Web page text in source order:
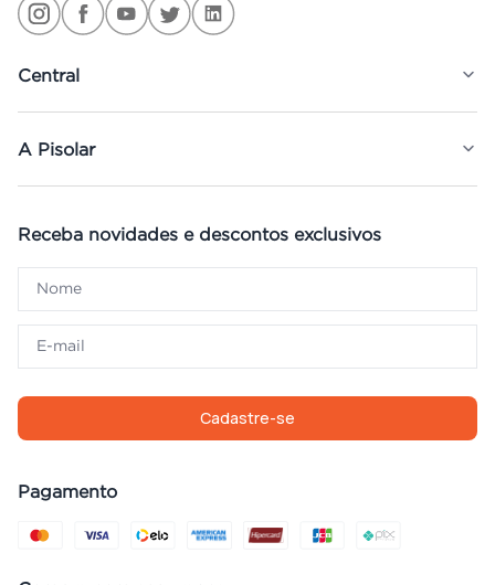
Central
A Pisolar
Receba novidades e descontos exclusivos
Cadastre-se
Pagamento